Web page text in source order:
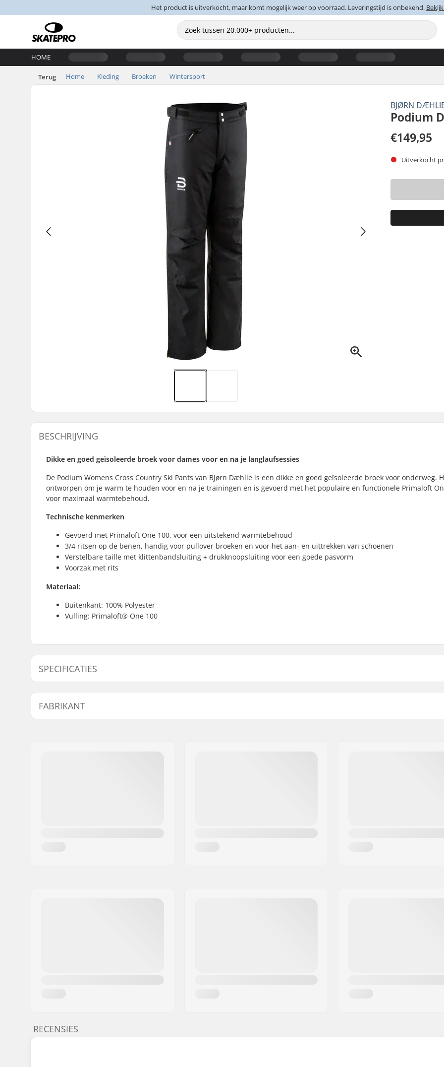
Het product is uitverkocht, maar komt mogelijk weer op voorraad. Leveringstijd is onbekend.
HOME
Terug Home Kleding Broeken Wintersport
BJØRN
Podium
€149,95
Uitverkocht
BESCHRIJVING
Dikke en goed geïsoleerde broek voor dames voor en na je langlaufsessies
De Podium Womens Cross Country Ski Pants van Bjørn Dæhlie is een dikke en goed geïsoleerde broek voor onderweg.
ontworpen om je warm te houden voor en na je trainingen en is gevoerd met het populaire en functionele Primaloft
voor maximaal warmtebehoud.
Technische kenmerken
Gevoerd met Primaloft One 100, voor een uitstekend warmtebehoud
3/4 ritsen op de benen, handig voor pullover broeken en voor het aan- en uittrekken van schoenen
Verstelbare taille met klittenbandsluiting + drukknoopsluiting voor een goede pasvorm
Voorzak met rits
Materiaal:
Buitenkant: 100% Polyester
Vulling: Primaloft® One 100
SPECIFICATIES
Type: Hard Shell,Geïsoleerde Ski Kleding
Activiteit:
Isolatie:
PrimaLoft
Stof constructie:
FABRIKANT
RECENSIES